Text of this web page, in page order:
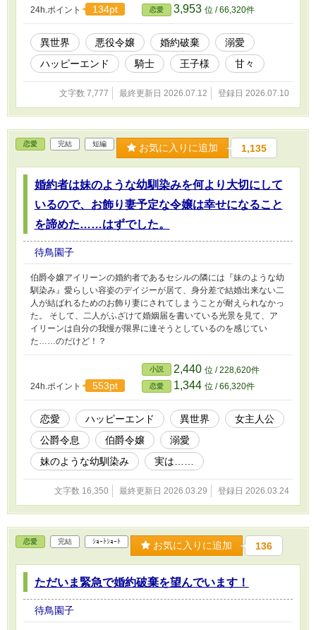
24h.ポイント 134pt 恋愛 3,953 位 / 66,320件
異世界 悪役令嬢 婚約破棄
溺愛
ハッピーエンド
騎士 王子様 甘々
文字数 7,777 最終更新日 2026.07.12 登録日 2026.07.10
恋愛 完結 短編 お気に入りに追加 1,135
婚約者は妹のような幼馴染みを何より大切にして
いるので、お飾り妻予定な令嬢は幸せになること
を諦めた……はずでした。
待鳥園子
伯爵令嬢アイリーンの婚約者であるセシルの隣には『妹のような幼
馴染み』愛らしい容姿のデイジーが居て、身分差で結婚出来ない二
人が結ばれるためのお飾り妻にされてしまうことが耐えられなかっ
た。 そして、二人がふざけて婚姻届を書いている光景を見て、ア
イリーンは自分の我慢が限界に達そうとしているのを感じてい
た……のだけど！？
24h.ポイント 553pt
小説 2,440 位 / 228,620件
恋愛 1,344 位 / 66,320件
恋愛 ハッピーエンド 異世界
女主人公
公爵令息
伯爵令嬢
溺愛
妹のような幼馴染み
実は……
文字数 16,350 最終更新日 2026.03.29 登録日 2026.03.24
恋愛 完結 ｼｮｰﾄｼｮｰﾄ お気に入りに追加 136
ただいま緊急で婚約破棄を望んでいます！
待鳥園子